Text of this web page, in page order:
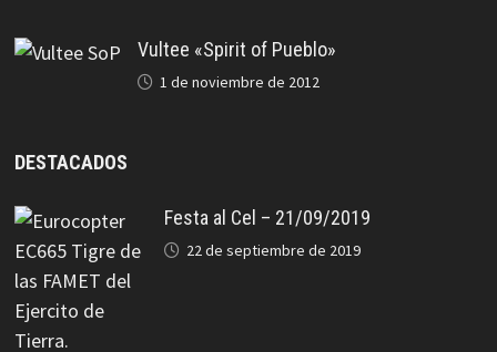
Vultee «Spirit of Pueblo»
1 de noviembre de 2012
DESTACADOS
Festa al Cel – 21/09/2019
22 de septiembre de 2019